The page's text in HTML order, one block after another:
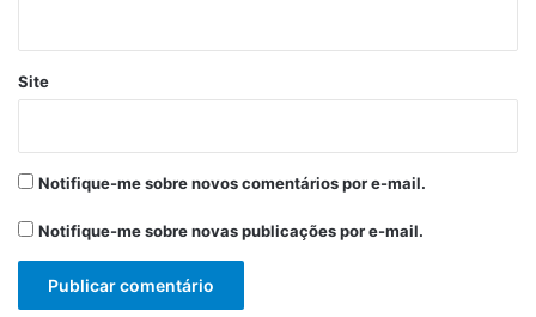
Site
Notifique-me sobre novos comentários por e-mail.
Notifique-me sobre novas publicações por e-mail.